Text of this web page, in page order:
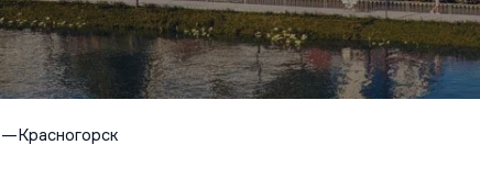
—Красногорск